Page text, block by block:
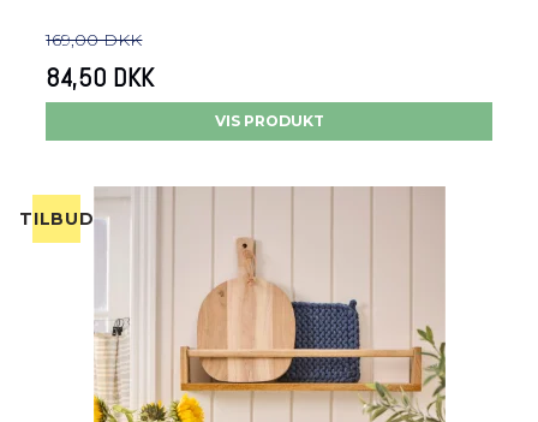
169,00 DKK
84,50 DKK
VIS PRODUKT
TILBUD